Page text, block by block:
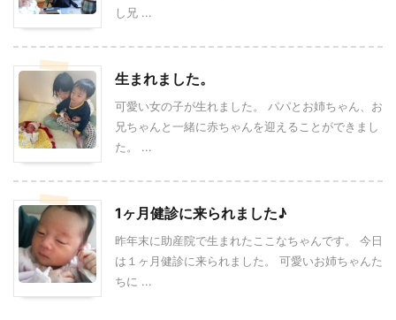
し兄 ...
生まれました。
可愛い女の子が生れました。 パパとお姉ちゃん、お
兄ちゃんと一緒に赤ちゃんを迎えることができまし
た。 ...
1ヶ月健診に来られました♪
昨年末に助産院で生まれたここなちゃんです。 今日
は１ヶ月健診に来られました。 可愛いお姉ちゃんた
ちに ...